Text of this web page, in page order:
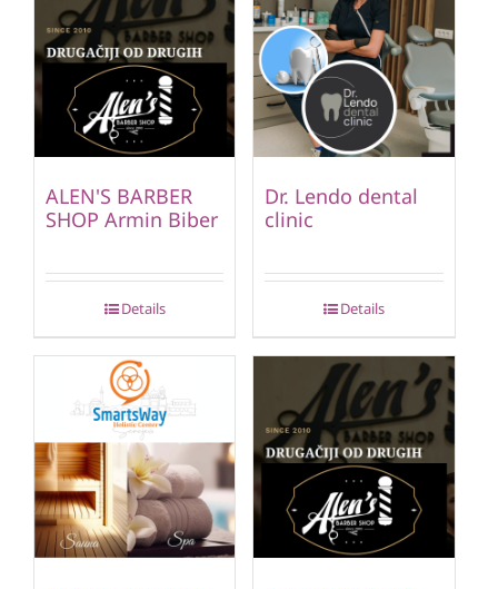
ALEN'S BARBER
SHOP Armin Biber
Details
Dr. Lendo dental
clinic
Details